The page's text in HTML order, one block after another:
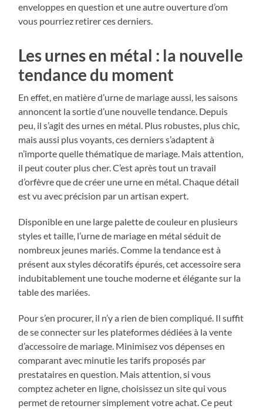
enveloppes en question et une autre ouverture d’om
vous pourriez retirer ces derniers.
Les urnes en métal : la nouvelle
tendance du moment
En effet, en matière d’urne de mariage aussi, les saisons
annoncent la sortie d’une nouvelle tendance. Depuis
peu, il s’agit des urnes en métal. Plus robustes, plus chic,
mais aussi plus voyants, ces derniers s’adaptent à
n’importe quelle thématique de mariage. Mais attention,
il peut couter plus cher. C’est après tout un travail
d’orfèvre que de créer une urne en métal. Chaque détail
est vu avec précision par un artisan expert.
Disponible en une large palette de couleur en plusieurs
styles et taille, l’urne de mariage en métal séduit de
nombreux jeunes mariés. Comme la tendance est à
présent aux styles décoratifs épurés, cet accessoire sera
indubitablement une touche moderne et élégante sur la
table des mariées.
Pour s’en procurer, il n’y a rien de bien compliqué. Il suffit
de se connecter sur les plateformes dédiées à la vente
d’accessoire de mariage. Minimisez vos dépenses en
comparant avec minutie les tarifs proposés par
prestataires en question. Mais attention, si vous
comptez acheter en ligne, choisissez un site qui vous
permet de retourner simplement votre achat. Ce peut